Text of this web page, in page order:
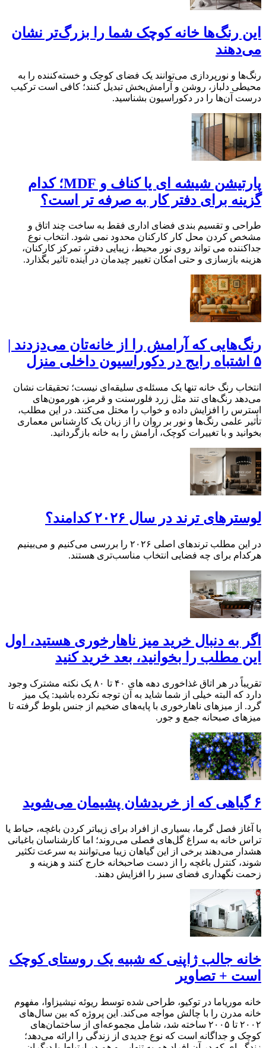
این رنگ‌ها خانه کوچک شما را بزرگ‌تر نشان
می‌دهند
رنگ‌ها و نورپردازی می‌توانند یک فضای کوچک و خسته‌کننده را به
محیطی دلباز، روشن و آرامش‌بخش تبدیل کنند؛ کافی است ترکیب
درست آن‌ها را در دکوراسیون بشناسید.
پارتیشن شیشه ای یا کناف و MDF؛ کدام
گزینه برای دفتر کار به صرفه تر است؟
طراحی و تقسیم بندی فضای اداری فقط به ساخت چند اتاق و
مشخص کردن محل کار کارکنان محدود نمی شود. انتخاب نوع
جداکننده می تواند روی نور محیط، زیبایی دفتر، تمرکز کارکنان،
هزینه بازسازی و حتی امکان تغییر چیدمان در آینده تاثیر بگذارد.
رنگ‌هایی که آرامش را از خانه‌تان می‌دزدند |
۵ اشتباه رایج در دکوراسیون داخلی منزل
انتخاب رنگ خانه تنها یک مسئله‌ی سلیقه‌ای نیست؛ تحقیقات نشان
می‌دهد رنگ‌های تند مثل زرد فلورسنت و قرمز، هورمون‌های
استرس را افزایش داده و خواب را مختل می‌کنند. در این مطلب،
تأثیر علمی رنگ‌ها و نور بر روان را از زبان یک کارشناس معماری
بخوانید و با تغییرات کوچک، آرامش را به خانه بازگردانید.
لوسترهای ترند در سال ۲۰۲۶ کدامند؟
در این مطلب ترندهای اصلی ۲۰۲۶ را بررسی می‌کنیم و می‌بینیم
هرکدام برای چه فضایی انتخاب مناسب‌تری هستند.
اگر به دنبال خرید میز ناهارخوری هستید، اول
این مطلب را بخوانید، بعد خرید کنید
تقریباً در هر اتاق غذاخوری دهه های ۴۰ تا ۸۰ یک نکته مشترک وجود
دارد که البته خیلی از شما شاید به آن توجه نکرده باشید: یک میز
گرد. از میزهای ناهارخوری با پایه‌های ضخیم از جنس بلوط گرفته تا
میزهای صبحانه جمع و جور.
۶ گیاهی که از خریدشان پشیمان می‌شوید
با آغاز فصل گرما، بسیاری از افراد برای زیباتر کردن باغچه، حیاط یا
تراس خانه به سراغ گل‌های فصلی می‌روند؛ اما کارشناسان باغبانی
هشدار می‌دهند برخی از این گیاهان زیبا می‌توانند به سرعت تکثیر
شوند، کنترل باغچه را از دست صاحبخانه خارج کنند و هزینه و
زحمت نگهداری فضای سبز را افزایش دهند.
خانه جالب ژاپنی که شبیه یک روستای کوچک
است + تصاویر
خانه موریاما در توکیو، طراحی شده توسط ریوئه نیشیزاوا، مفهوم
خانه مدرن را با چالش مواجه می‌کند. این پروژه که بین سال‌های
۲۰۰۲ تا ۲۰۰۵ ساخته شد، شامل مجموعه‌ای از ساختمان‌های
کوچک و جداگانه است که نوع جدیدی از زندگی را ارائه می‌دهد؛